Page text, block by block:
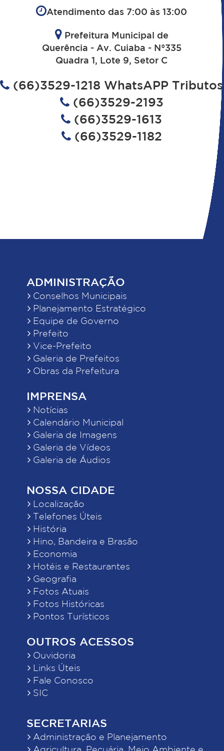
Atendimento das 7:00 às 13:00
Prefeitura Municipal de
Querência - Av. Cuiaba - N°335
Quadra 1, Lote 9, Setor C
(66)3529-1218 WhatsAPP Tributos
(66)3529-2193
(66)3529-1613
(66)3529-1182
ADMINISTRAÇÃO
Conselhos Municipais
Planejamento Estratégico
Equipe de Governo
Prefeito
Vice-Prefeito
Galeria de Prefeitos
Obras da Prefeitura
IMPRENSA
Notícias
Calendário Municipal
Galeria de Imagens
Galeria de Vídeos
Galeria de Áudios
NOSSA CIDADE
Localização
Telefones Úteis
História
Hino, Bandeira e Brasão
Economia
Hotéis e Restaurantes
Geografia
Fotos Atuais
Fotos Históricas
Pontos Turísticos
OUTROS ACESSOS
Ouvidoria
Links Úteis
Fale Conosco
SIC
SECRETARIAS
Administração e Planejamento